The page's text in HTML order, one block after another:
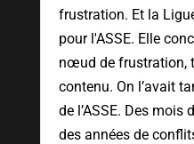
frustration. Et la
pour l'ASSE. Elle
nœud de frustration,
contenu. On l’avait
de l’ASSE. Des mois
des années de